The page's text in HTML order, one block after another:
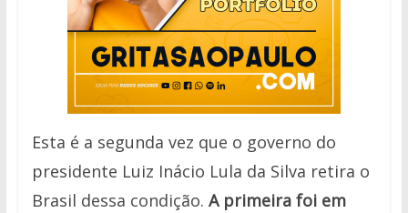
Esta é a segunda vez que o governo do
presidente Luiz Inácio Lula da Silva retira o
Brasil dessa condição. A primeira foi em